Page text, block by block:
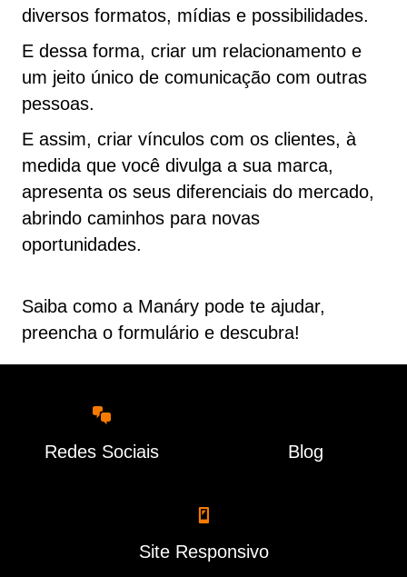
diversos formatos, mídias e possibilidades.
E dessa forma, criar um relacionamento e
um jeito único de comunicação com outras
pessoas.
E assim, criar vínculos com os clientes, à
medida que você divulga a sua marca,
apresenta os seus diferenciais do mercado,
abrindo caminhos para novas
oportunidades.
Saiba como a Manáry pode te ajudar,
preencha o formulário e descubra!
Redes Sociais Blog
Site Responsivo